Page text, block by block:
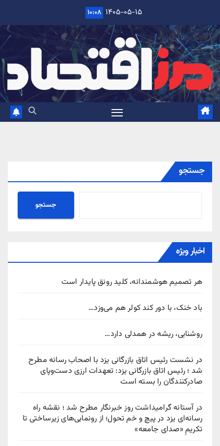
content
۱۴۰۵-۰۵-۱۵ ۱۰:۰۸
جستجو
جستجو
اخبار ویژه
هر تصمیم هوشمندانه، کلید رونق پایدار است
باد خنک، با دور کند کولر هم می‌وزد…
روشنایی، ریشه در همدلی دارد…
در نشست رئیس اتاق بازرگانی یزد با اصحاب رسانه مطرح
شد ؛ رئیس اتاق بازرگانی یزد: تعهدات ارزی دست‌وپای
صادرکنندگان را بسته است
در آستانه گرامیداشت روز خبرنگار مطرح شد ؛ نقشه راه
رسانه‌ای یزد در پیچ‌ و خم تحول؛ از رونمایی‌های زیرساختی تا
تکریمِ «صدای جامعه»